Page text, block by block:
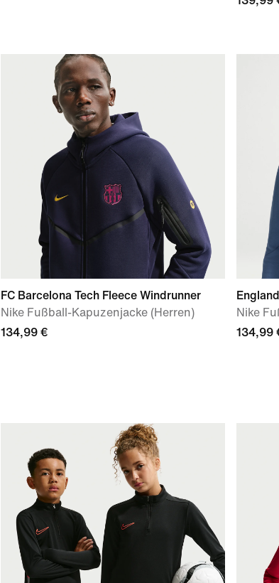
FC Barcelona Tech Fleece Windrunner
Nike Fußball-Kapuzenjacke (Herren)
134,99 €
Nike
134,99